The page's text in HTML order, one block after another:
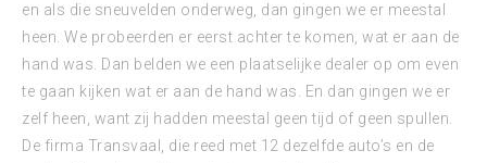
en als die sneuvelden onderweg, dan gingen we er meestal
heen. We probeerden er eerst achter te komen, wat er aan de
hand was. Dan belden we een plaatselijke dealer op om even
te gaan kijken wat er aan de hand was. En dan gingen we er
zelf heen, want zij hadden meestal geen tijd of geen spullen.
De firma Transvaal, die reed met 12 dezelfde auto’s en de